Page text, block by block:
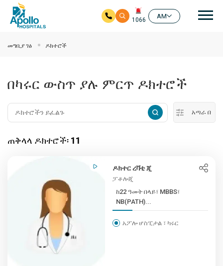
1066
AM
መግቢያ ገፅ ዶክተሮች
በካሩር ውስጥ ያሉ ምርጥ ዶክተሮች
አጣራ በ
ጠቅላላ ዶክተሮች፡ 11
ዶክተር ረቫቲ ጂ
ፓቶሎጂ
ከ22 ዓመት በላይ፣ MBBS፣
NB(PATH)...
አፖሎ ሆስፒታል ፣ ካሩር